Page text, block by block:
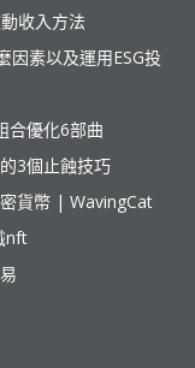
收入方法
因素以及運用ESG投
合優化6部曲
3個止蝕技巧
密貨幣 | WavingCat
nft